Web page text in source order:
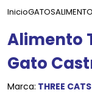
InicioGATOS
Alimento
Gato
Marca: THREE CATS